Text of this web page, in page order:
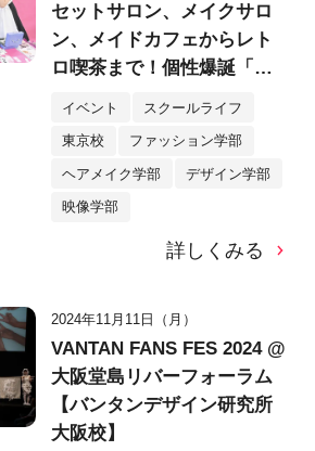
セットサロン、メイクサロ
ン、メイドカフェからレト
ロ喫茶まで！個性爆誕「バ
イベント スクールライフ
東京校 ファッション学部
ヘアメイク学部 デザイン学部
映像学部
詳しくみる
2024年11月11日（月）
VANTAN FANS FES 2024 @
大阪堂島リバーフォーラム
【バンタンデザイン研究所
大阪校】